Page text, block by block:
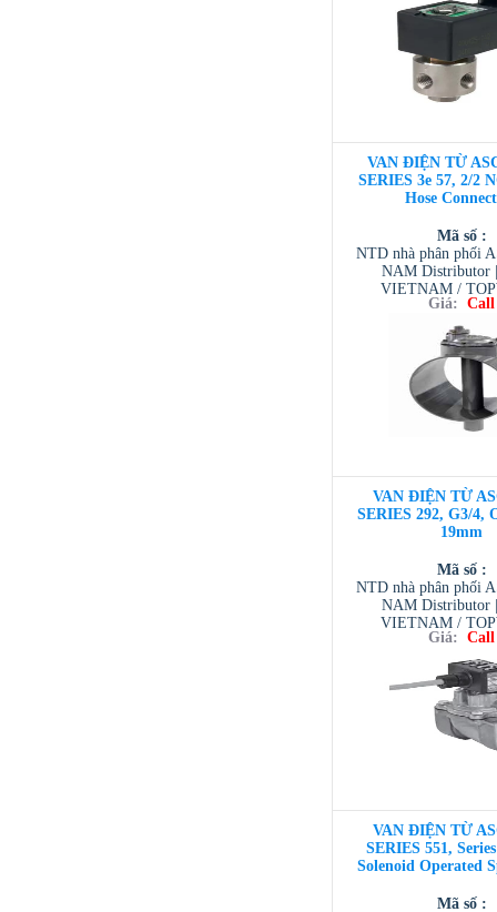
VAN ĐIỆN TỪ
SERIES 3e 57, 2/2
Hose
Mã số :
NTD nhà phân phối
NAM Distributor
VIETNAM /
VIETNAM /
/ TESCOM
Giá: Call
VAN ĐIỆN TỪ
SERIES 292, G3/4,
19mm
Mã số :
NTD nhà phân phối
NAM Distributor
VIETNAM /
VIETNAM /
/ TESCOM
Giá: Call
VAN ĐIỆN TỪ
SERIES 551,
Solenoid Operated
Mã số :